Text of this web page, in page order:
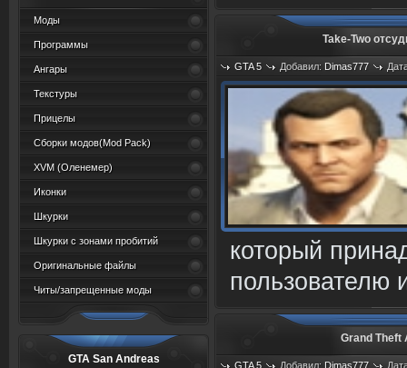
Моды
Программы
Ангары
Текстуры
Прицелы
Сборки модов(Mod Pack)
XVM (Oленемер)
Иконки
Шкурки
Шкурки с зонами пробитий
Оригинальные файлы
Читы/запрещенные моды
GTA San Andreas
Take-Two
GTA 5 Добавил: Dimas777
который
пользователю
Grand Theft
GTA 5 Добавил: Dimas777